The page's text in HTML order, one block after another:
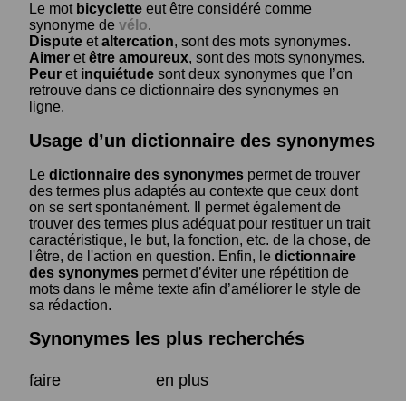
Le mot bicyclette eut être considéré comme
synonyme de vélo.
Dispute etaltercation, sont des mots synonymes.
Aimer etêtre amoureux, sont des mots synonymes.
Peur et inquiétude sont deux synonymes que l’on
retrouve dans ce dictionnaire des synonymes en
ligne.
Usage d’un dictionnaire des synonymes
Le dictionnaire des synonymes permet de trouver
des termes plus adaptés au contexte que ceux dont
on se sert spontanément. Il permet également de
trouver des termes plus adéquat pour restituer un trait
caractéristique, le but, la fonction, etc. de la chose, de
l'être, de l'action en question. Enfin, le dictionnaire
des synonymes permet d’éviter une répétition de
mots dans le même texte afin d’améliorer le style de
sa rédaction.
Synonymes les plus recherchés
faire
en plus